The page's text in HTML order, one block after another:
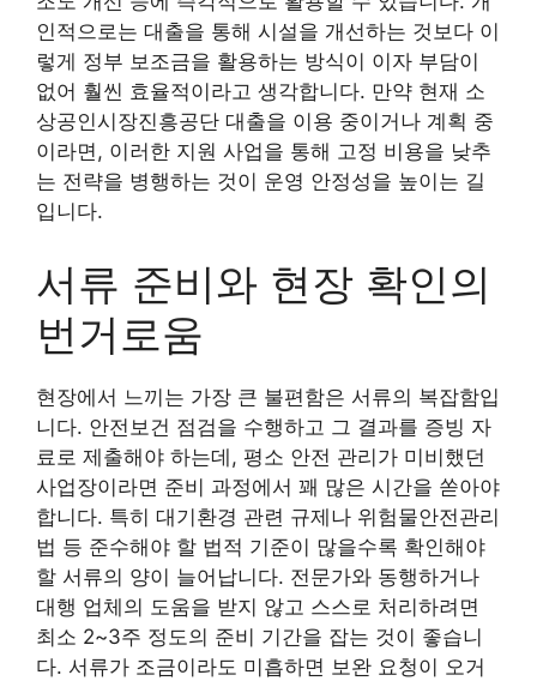
인적으로는 대출을 통해 시설을 개선하는 것보다 이
렇게 정부 보조금을 활용하는 방식이 이자 부담이
없어 훨씬 효율적이라고 생각합니다. 만약 현재 소
상공인시장진흥공단 대출을 이용 중이거나 계획 중
이라면, 이러한 지원 사업을 통해 고정 비용을 낮추
는 전략을 병행하는 것이 운영 안정성을 높이는 길
입니다.
서류 준비와 현장 확인의
번거로움
현장에서 느끼는 가장 큰 불편함은 서류의 복잡함입
니다. 안전보건 점검을 수행하고 그 결과를 증빙 자
료로 제출해야 하는데, 평소 안전 관리가 미비했던
사업장이라면 준비 과정에서 꽤 많은 시간을 쏟아야
합니다. 특히 대기환경 관련 규제나 위험물안전관리
법 등 준수해야 할 법적 기준이 많을수록 확인해야
할 서류의 양이 늘어납니다. 전문가와 동행하거나
대행 업체의 도움을 받지 않고 스스로 처리하려면
최소 2~3주 정도의 준비 기간을 잡는 것이 좋습니
다. 서류가 조금이라도 미흡하면 보완 요청이 오거